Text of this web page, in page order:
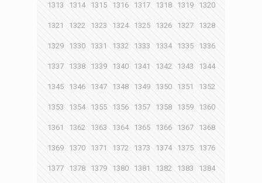
1313 1314 1315 1316 1317 1318 1319 1320
1321 1322 1323 1324 1325 1326 1327 1328
1329 1330 1331 1332 1333 1334 1335 1336
1337 1338 1339 1340 1341 1342 1343 1344
1345 1346 1347 1348 1349 1350 1351 1352
1353 1354 1355 1356 1357 1358 1359 1360
1361 1362 1363 1364 1365 1366 1367 1368
1369 1370 1371 1372 1373 1374 1375 1376
1377 1378 1379 1380 1381 1382 1383 1384